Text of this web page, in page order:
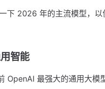
下 2026 年的主流模型，以
智能
OpenAI 最强大的通用大模